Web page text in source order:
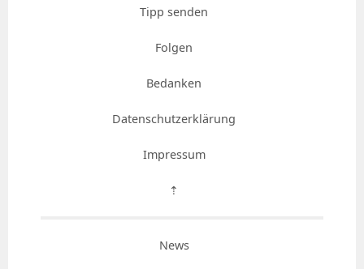
Tipp senden
Folgen
Bedanken
Datenschutzerklärung
Impressum
⇡
News